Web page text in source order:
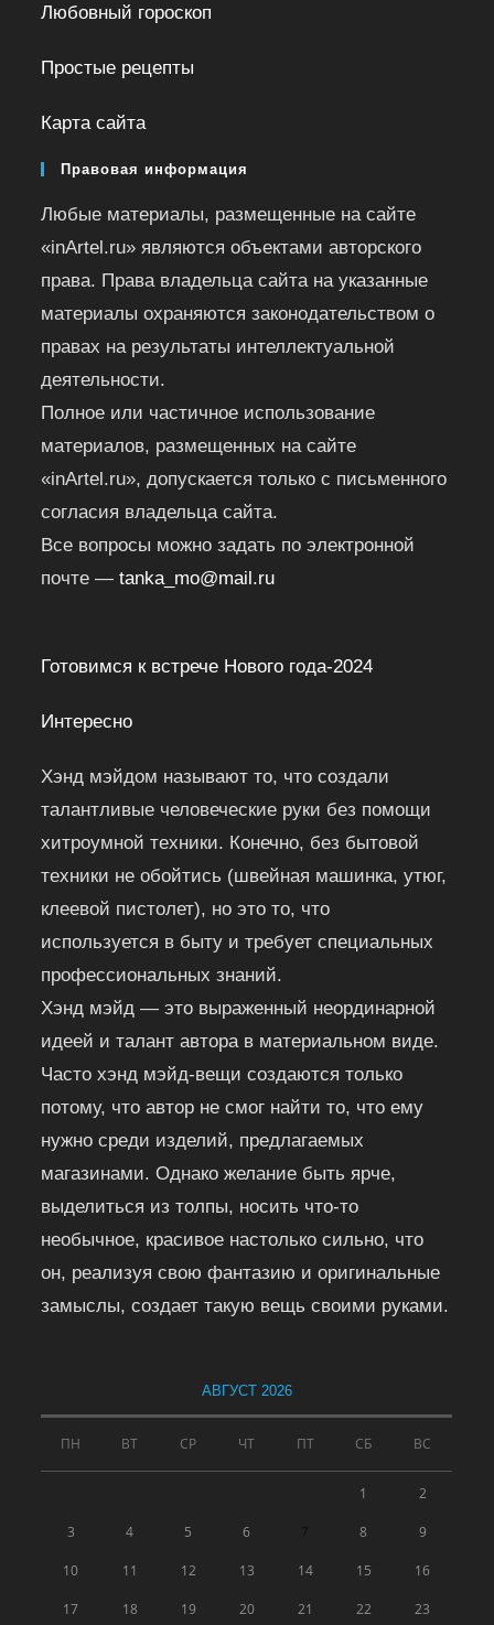
Любовный гороскоп
Простые рецепты
Карта сайта
Правовая информация
Любые материалы, размещенные на сайте
«inArtel.ru» являются объектами авторского
права. Права владельца сайта на указанные
материалы охраняются законодательством о
правах на результаты интеллектуальной
деятельности.
Полное или частичное использование
материалов, размещенных на сайте
«inArtel.ru», допускается только с письменного
согласия владельца сайта.
Все вопросы можно задать по электронной
почте —tanka_mo@mail.ru
Готовимся к встрече Нового года-2024
Интересно
Хэнд мэйдом называют то, что создали
талантливые человеческие руки без помощи
хитроумной техники. Конечно, без бытовой
техники не обойтись (швейная машинка, утюг,
клеевой пистолет), но это то, что
используется в быту и требует специальных
профессиональных знаний.
Хэнд мэйд — это выраженный неординарной
идеей и талант автора в материальном виде.
Часто хэнд мэйд-вещи создаются только
потому, что автор не смог найти то, что ему
нужно среди изделий, предлагаемых
магазинами. Однако желание быть ярче,
выделиться из толпы, носить что-то
необычное, красивое настолько сильно, что
он, реализуя свою фантазию и оригинальные
замыслы, создает такую вещь своими руками.
АВГУСТ 2026
ПН ВТ СР ЧТ ПТ СБ ВС
1 2
3 4 5 6 8 9
10 11 12 13 14 15 16
17 18 19 20 21 22 23